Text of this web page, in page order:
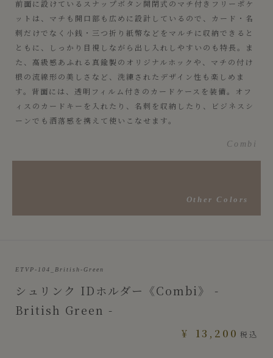
Combi
前面に設けているスナップボタン開閉式のマチ付きフリーポケ
ットは、マチも開口部も広めに設計しているので、カード・名
刺だけでなく小銭・三つ折り紙幣などをマルチに収納できると
ともに、しっかり目視しながら出し入れしやすいのも特長。ま
た、高級感あふれる真鍮製のオリジナルホックや、マチの付け
根の流線形の美しさなど、洗練されたデザイン性も楽しめま
す。背面には、透明フィルム付きのカードケースを装備。オフ
ィスのカードキーを入れたり、名刺を収納したり、ビジネスシ
ーンでも洒落感を携えて使いこなせます。
Other Colors
ETVP-104_British-Green
シュリンク IDホルダー《Combi》 -
British Green -
¥ 13,200 税込